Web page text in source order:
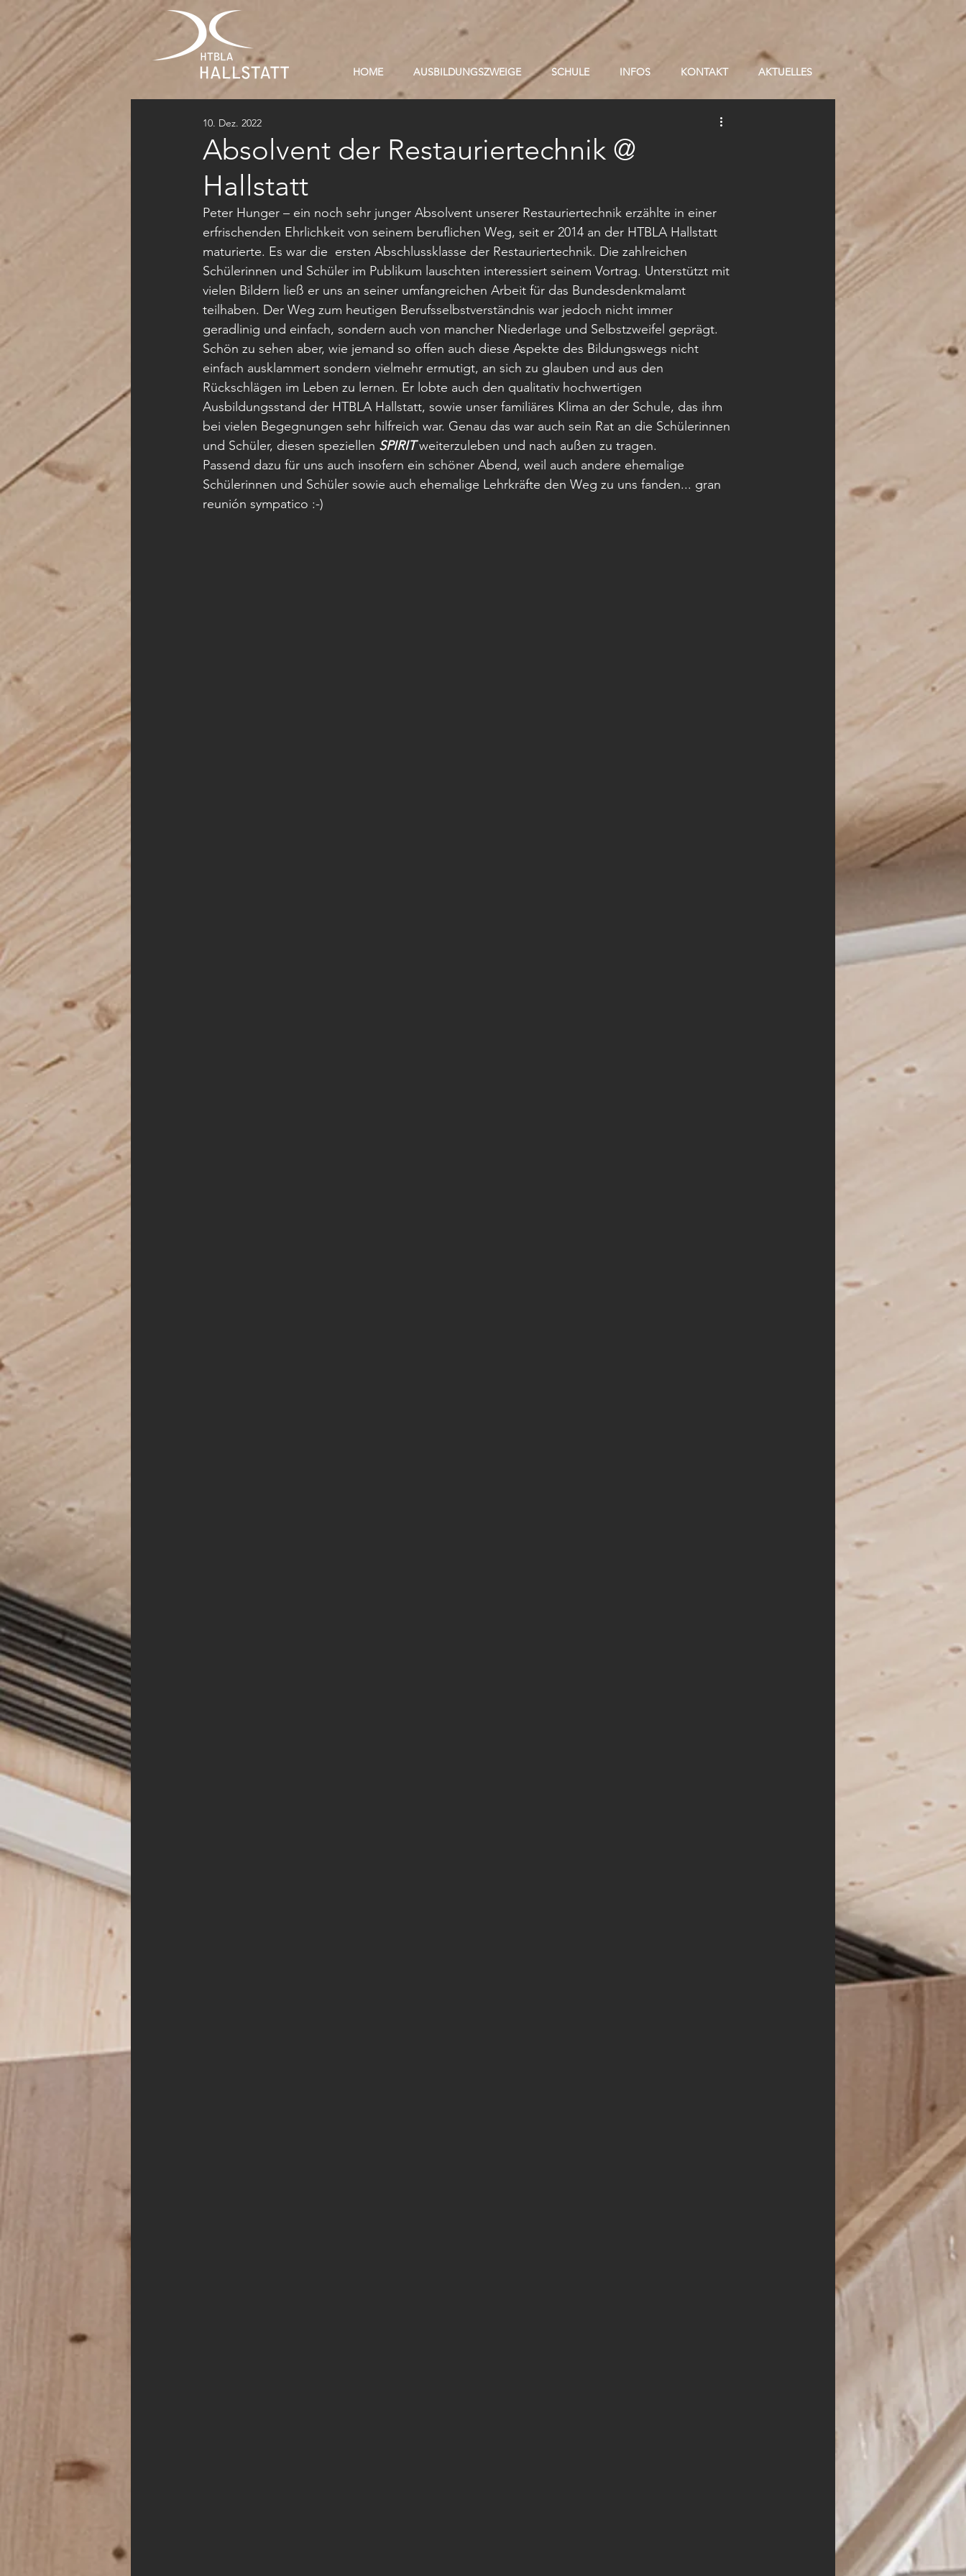
HOME AUSBILDUNGSZWEIGE SCHULE INFOS KONTAKT AKTUELLES
Absolvent der Restauriertechnik @
Hallstatt
10. Dez. 2022
Peter Hunger – ein noch sehr junger Absolvent unserer Restauriertechnik erzählte in einer
erfrischenden Ehrlichkeit von seinem beruflichen Weg, seit er 2014 an der HTBLA Hallstatt
maturierte. Es war die  ersten Abschlussklasse der Restauriertechnik. Die zahlreichen
Schülerinnen und Schüler im Publikum lauschten interessiert seinem Vortrag. Unterstützt mit
vielen Bildern ließ er uns an seiner umfangreichen Arbeit für das Bundesdenkmalamt
teilhaben. Der Weg zum heutigen Berufsselbstverständnis war jedoch nicht immer
geradlinig und einfach, sondern auch von mancher Niederlage und Selbstzweifel geprägt.
Schön zu sehen aber, wie jemand so offen auch diese Aspekte des Bildungswegs nicht
einfach ausklammert sondern vielmehr ermutigt, an sich zu glauben und aus den
Rückschlägen im Leben zu lernen. Er lobte auch den qualitativ hochwertigen
Ausbildungsstand der HTBLA Hallstatt, sowie unser familiäres Klima an der Schule, das ihm
bei vielen Begegnungen sehr hilfreich war. Genau das war auch sein Rat an die Schülerinnen
und Schüler, diesen speziellen SPIRIT weiterzuleben und nach außen zu tragen.
Passend dazu für uns auch insofern ein schöner Abend, weil auch andere ehemalige
Schülerinnen und Schüler sowie auch ehemalige Lehrkräfte den Weg zu uns fanden... gran
reunión sympatico :-)